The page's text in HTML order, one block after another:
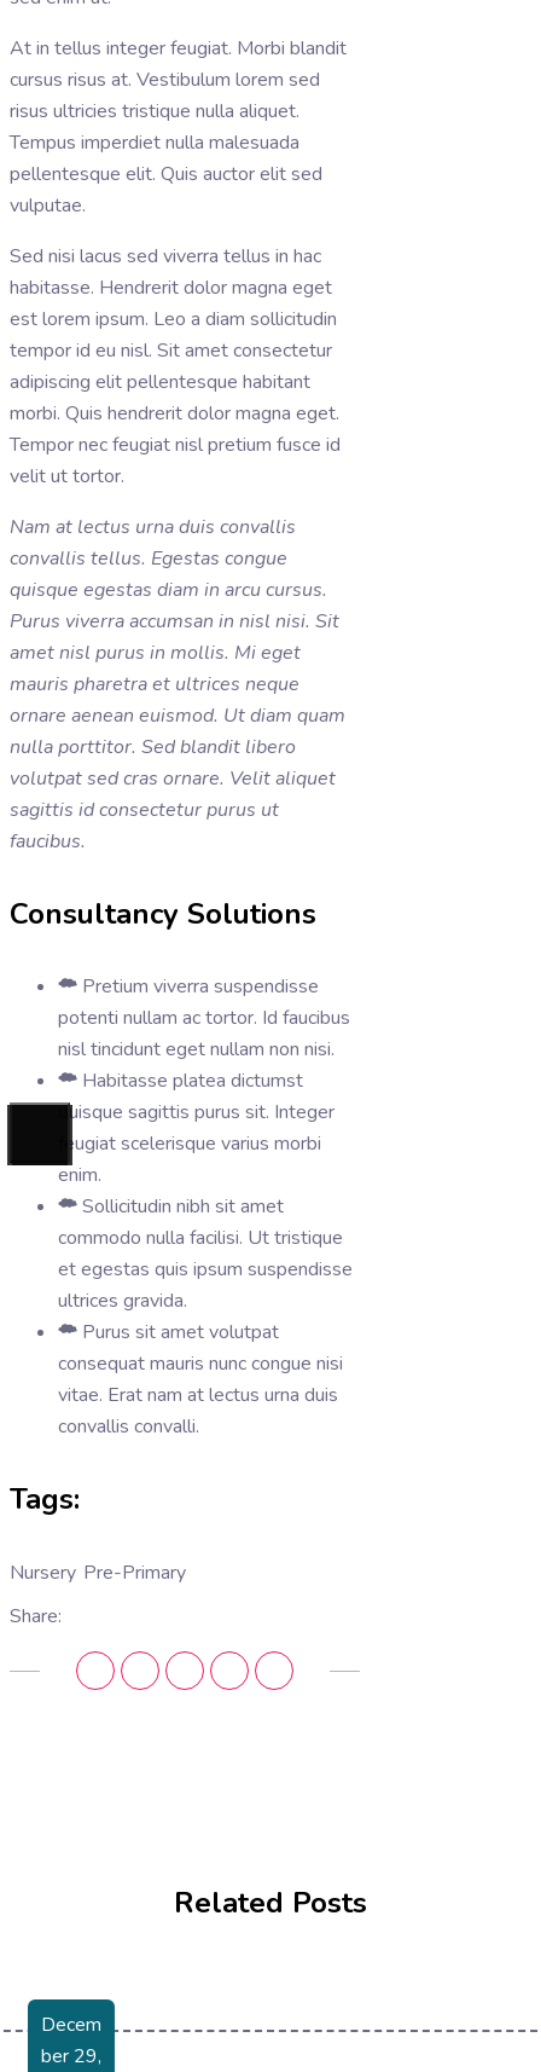
At in tellus integer feugiat. Morbi blandit
cursus risus at. Vestibulum lorem sed
risus ultricies tristique nulla aliquet.
Tempus imperdiet nulla malesuada
pellentesque elit. Quis auctor elit sed
vulputae.
Sed nisi lacus sed viverra tellus in hac
habitasse. Hendrerit dolor magna eget
est lorem ipsum. Leo a diam sollicitudin
tempor id eu nisl. Sit amet consectetur
adipiscing elit pellentesque habitant
morbi. Quis hendrerit dolor magna eget.
Tempor nec feugiat nisl pretium fusce id
velit ut tortor.
Nam at lectus urna duis convallis
convallis tellus. Egestas congue
quisque egestas diam in arcu cursus.
Purus viverra accumsan in nisl nisi. Sit
amet nisl purus in mollis. Mi eget
mauris pharetra et ultrices neque
ornare aenean euismod. Ut diam quam
nulla porttitor. Sed blandit libero
volutpat sed cras ornare. Velit aliquet
sagittis id consectetur purus ut
faucibus.
Consultancy Solutions
Pretium viverra suspendisse
potenti nullam ac tortor. Id faucibus
nisl tincidunt eget nullam non nisi.
Habitasse platea dictumst
quisque sagittis purus sit. Integer
feugiat scelerisque varius morbi
enim.
Sollicitudin nibh sit amet
commodo nulla facilisi. Ut tristique
et egestas quis ipsum suspendisse
ultrices gravida.
Purus sit amet volutpat
consequat mauris nunc congue nisi
vitae. Erat nam at lectus urna duis
convallis convalli.
Tags:
Nursery Pre-Primary
Share:
Related Posts
Decem
Ber 29,